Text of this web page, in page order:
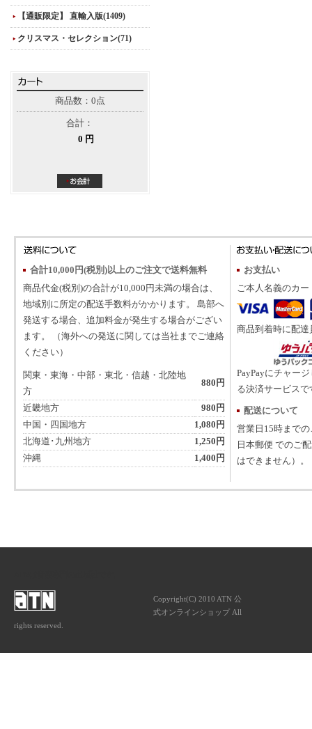
【通販限定】 直輸入版(1409)
クリスマス・セレクション(71)
商品数：0点
合計：
0 円
合計10,000円(税別)以上のご注文で送料無料
商品代金(税別)の合計が10,000円未満の場合は、
地域別に所定の配送手数料がかかります。 島部へ
発送する場合、追加料金が発生する場合がござい
ます。 （海外への発送に関しては当社までご連絡
ください）
関東・東海・中部・東北・信越・北陸地
方
880円
近畿地方
980円
中国・四国地方
1,080円
北海道･九州地方
1,250円
沖縄
1,400円
お支払い
ご本人名義のカ
商品到着時に配
PayPayにチャー
る決済サービスで
配送について
営業日15時まで
日本郵便 でのご
はできません）。
Copyright(C) 2010 ATN 公
式オンラインショップ All
rights reserved.